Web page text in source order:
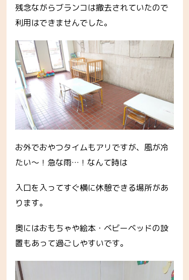
残念ながらブランコは撤去されていたので
利用はできませんでした。
お外でおやつタイムもアリですが、風が冷
たい～！急な雨…！なんて時は
入口を入ってすぐ横に休憩できる場所があ
ります。
奥にはおもちゃや絵本・ベビーベッドの設
置もあって過ごしやすいです。